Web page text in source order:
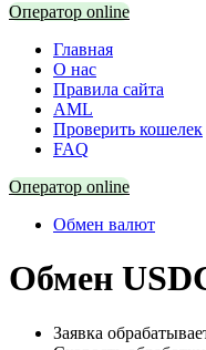
Оператор online
Главная
О нас
Правила сайта
AML
Проверить кошелек
FAQ
Оператор online
Обмен валют
Обмен
Заявка